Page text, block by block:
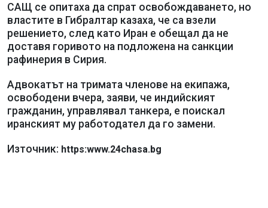
САЩ се опитаха да спрат освобождаването, но
властите в Гибралтар казаха, че са взели
решението, след като Иран е обещал да не
доставя горивото на подложена на санкции
рафинерия в Сирия.
Адвокатът на тримата членове на екипажа,
освободени вчера, заяви, че индийският
гражданин, управлявал танкера, е поискал
иранският му работодател да го замени.
Източник: https:www.24chasa.bg